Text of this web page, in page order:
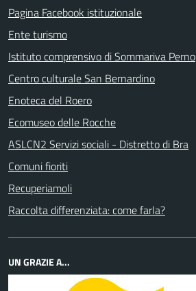
Pagina Facebook istituzionale
Ente turismo
Istituto comprensivo di Sommariva Perno
Centro culturale San Bernardino
Enoteca del Roero
Ecomuseo delle Rocche
ASLCN2 Servizi sociali - Distretto di Bra
Comuni fioriti
Recuperiamoli
Raccolta differenziata: come farla?
UN GRAZIE A...